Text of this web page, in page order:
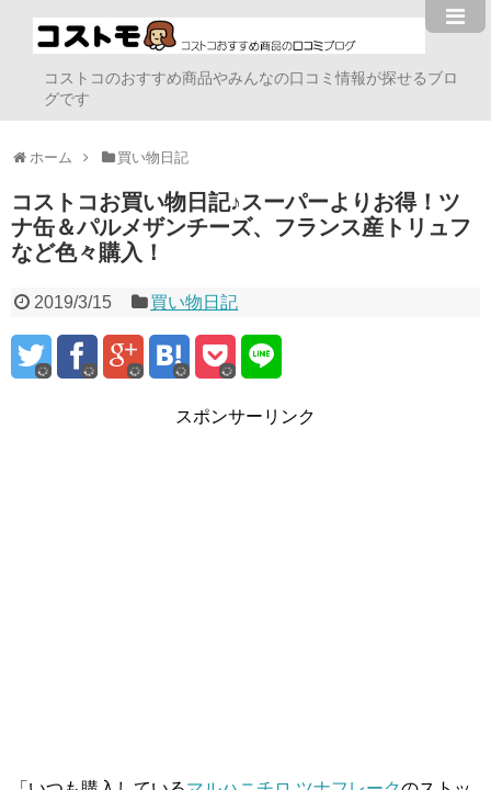
コストコのおすすめ商品やみんなの口コミ情報が探せるブロ
グです
ホーム 買い物日記
コストコお買い物日記♪スーパーよりお得！ツ
ナ缶＆パルメザンチーズ、フランス産トリュフ
など色々購入！
2019/3/15 買い物日記
スポンサーリンク